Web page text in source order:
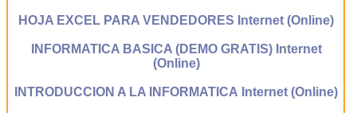
HOJA EXCEL PARA VENDEDORES Internet (Online)
INFORMATICA BASICA (DEMO GRATIS) Internet
(Online)
INTRODUCCION A LA INFORMATICA Internet (Online)